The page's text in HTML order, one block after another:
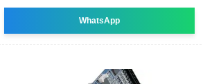
WhatsApp